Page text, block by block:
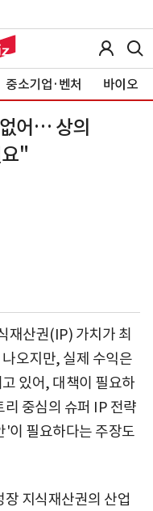
중소기업·벤처 바이오
어… 상의
"
재산권(IP) 가치가 최
오지만, 실제 수익은
있어, 대책이 필요하
중심의 슈퍼 IP 전략
'이 필요하다는 주장도
지식재산권의 산업